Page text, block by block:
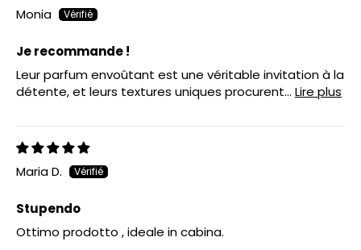
Monia
Je recommande !
Leur parfum envoûtant est une véritable invitation à la
détente, et leurs textures uniques procurent... Lire plus
Maria D.
Stupendo
Ottimo prodotto , ideale in cabina.